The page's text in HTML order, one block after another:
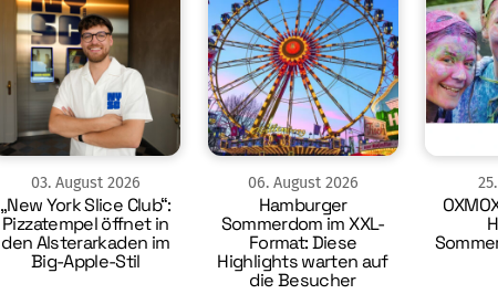
03. August 2026
„New York Slice Club“:
Pizzatempel öffnet in
den Alsterarkaden im
Big-Apple-Stil
06. August 2026
Hamburger
Sommerdom im XXL-
Format: Diese
Highlights warten auf
die Besucher
25.